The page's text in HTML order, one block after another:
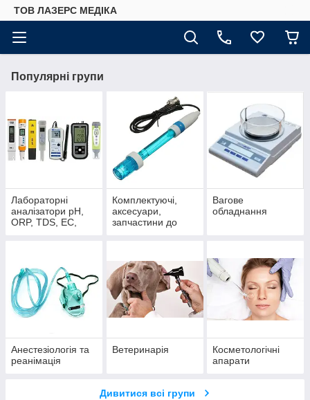
ТОВ ЛАЗЕРС МЕДІКА
Популярні групи
Лабораторні
аналізатори pH,
ORP, TDS, EC,
аксесуари,
розчини
Комплектуючі,
аксесуари,
запчастини до
кювети, насадки,
ущіл
Вагове
обладнання
Анестезіологія та
реанімація
Ветеринарія
Косметологічні
апарати
Дивитися всі групи